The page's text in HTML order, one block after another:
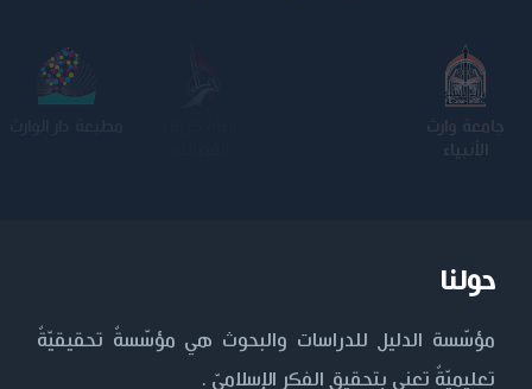
جامعة وارث
الأنبياء
حولنا
مؤسّسة الدليل للدراسات والبحوث هي مؤسّسةٌ تحقيقيّةٌ
تعليميّةٌ تعنى بتحقيق الفكر الإسلاميّ .